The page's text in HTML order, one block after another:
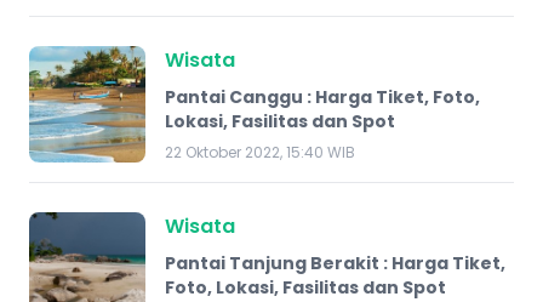
Wisata
Pantai Canggu : Harga Tiket, Foto,
Lokasi, Fasilitas dan Spot
22 Oktober 2022, 15:40 WIB
Wisata
​Pantai Tanjung Berakit : Harga Tiket,
Foto, Lokasi, Fasilitas dan Spot